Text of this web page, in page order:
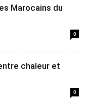
Marocains du
0
chaleur et
0